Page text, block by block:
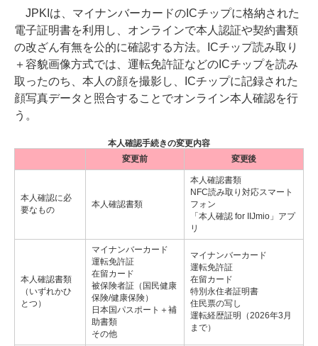
JPKIは、マイナンバーカードのICチップに格納された
電子証明書を利用し、オンラインで本人認証や契約書類
の改ざん有無を公的に確認する方法。ICチップ読み取り
＋容貌画像方式では、運転免許証などのICチップを読み
取ったのち、本人の顔を撮影し、ICチップに記録された
顔写真データと照合することでオンライン本人確認を行
う。
本人確認手続きの変更内容
変更前
変更後
本人確認に必
要なもの
本人確認書類
本人確認書類
NFC読み取り対応スマート
フォン
「本人確認 for IIJmio」アプ
リ
本人確認書類
（いずれかひ
とつ）
マイナンバーカード
運転免許証
在留カード
被保険者証（国民健康
保険/健康保険）
日本国パスポート＋補
助書類
その他
マイナンバーカード
運転免許証
在留カード
特別永住者証明書
住民票の写し
運転経歴証明（2026年3月
まで）